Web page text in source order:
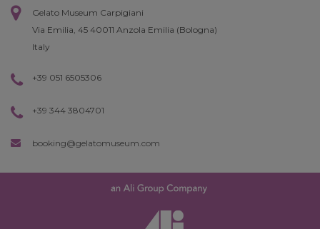
Gelato Museum Carpigiani
Via Emilia, 45 40011 Anzola Emilia (Bologna)
Italy
+39 051 6505306
+39 344 3804701
booking@gelatomuseum.com